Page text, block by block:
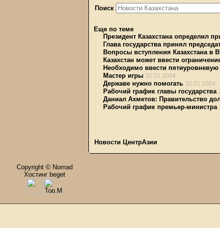
Поиск
Еще по теме
Президент Казахстана определил
Глава государства принял
Вопросы вступления Казахстана в
Казахстан может ввести
Необходимо ввести
Мастер игры 30.01.2004
Державе нужно помогать 30.01.2004
Рабочий график главы государства
Даниал Ахметов: Правительство
Рабочий график премьер-министра
Новости ЦентрАзии
Copyright © Nomad
Хостинг beget